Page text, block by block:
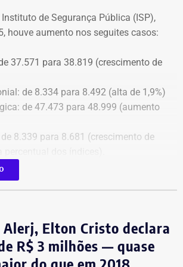
ilícitos nas esferas cível e criminal,
Próprio e Complementar do
de Segurança Pública (ISP),
houve aumento nos seguites casos:
37.571 para 38.819 (crescimento de
de 8.334 para 8.492 (alta de 1,9%)
de 47.473 para 48.999 (aumento
8.339 para 8.681 (crescimento de
que apresentou queda foi a de
passou de 43.743 em 2024 para
a atriz e jornalista Cristiane
essa realidade em 2018, quando se
Elton Cristo declara
R$ 3 milhões — quase
do que em 2018